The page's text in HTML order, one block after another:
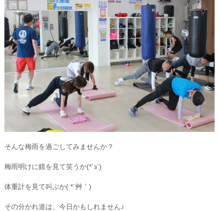
そんな梅雨を過ごしてみませんか？
梅雨明けに鏡を見て笑うか(*´з`)
体重計を見て叫ぶか( *´艸｀)
その分かれ道は、今日かもしれません♪